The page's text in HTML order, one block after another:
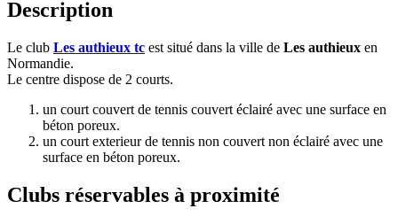
Description
Le club Les authieux tc est situé dans la ville de Les authieux en
Normandie.
Le centre dispose de 2 courts.
un court couvert de tennis couvert éclairé avec une surface en
béton poreux.
un court exterieur de tennis non couvert non éclairé avec une
surface en béton poreux.
Clubs réservables à proximité